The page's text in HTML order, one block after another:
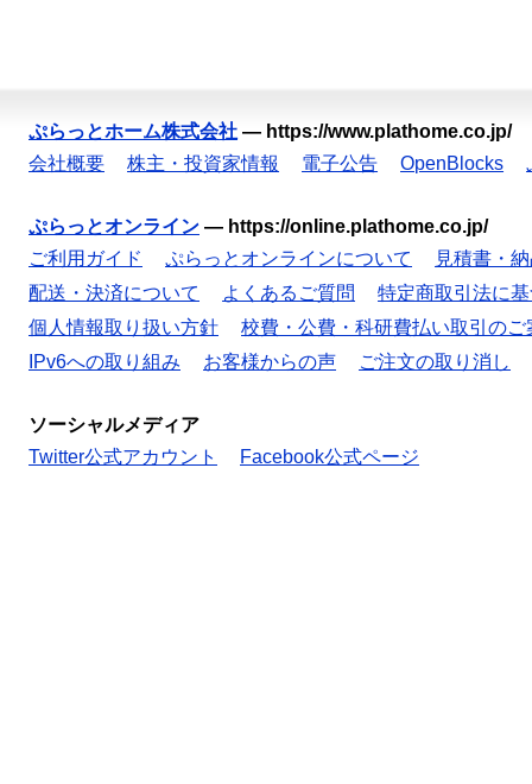
ぷらっとホーム株式会社 — https://www.plathome.co.jp/
会社概要
株主・投資家情報 電子公告 OpenBlocks
ぷらっとオンライン — https://online.plathome.co.jp/
ご利用ガイド
ぷらっとオンラインについて
見積書・
配送・決済について
よくあるご質問
特定商取引法に
個人情報取り扱い方針
校費・公費・科研費払い取引のご
IPv6への取り組み
お客様からの声 ご注文の取り消し
ソーシャルメディア
Twitter公式アカウント
Facebook公式ページ